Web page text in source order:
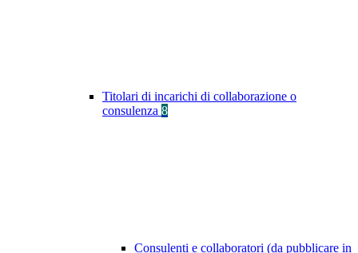
Titolari di incarichi di collaborazione o
consulenza 8
Consulenti e collaboratori (da pubblicare in